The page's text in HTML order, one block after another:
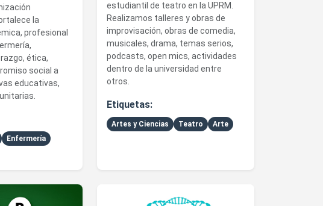
la
profesional
ética,
social a
educativas,
Enfermería
estudiantil de teatro en la UPRM.
Realizamos talleres y obras de
improvisación, obras de comedia,
musicales, drama, temas serios,
podcasts, open mics, actividades
dentro de la universidad entre
otros.
Etiquetas:
Artes y Ciencias Teatro Arte
Chemical Society UPRM Chapter